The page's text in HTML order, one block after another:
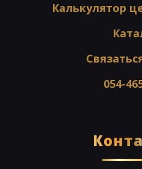
Калькулятор
054-